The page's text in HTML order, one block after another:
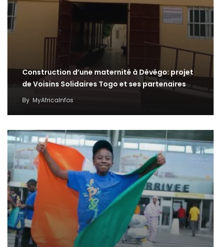
Construction d’une maternité à Dévégo: projet
de Voisins Solidaires Togo et ses partenaires
By MyAfricaInfos